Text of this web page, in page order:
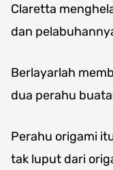
Claretta
dan
Berlayarlah
dua perahu
Perahu origami
tak luput dari